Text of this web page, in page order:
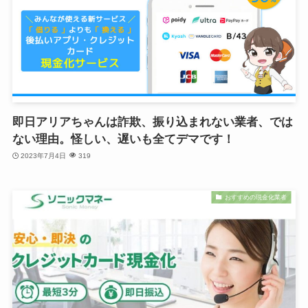
即日アリアちゃんは詐欺、振り込まれない業者、では
ない理由。怪しい、遅いも全てデマです！
2023年7月4日 319
おすすめの現金化業者